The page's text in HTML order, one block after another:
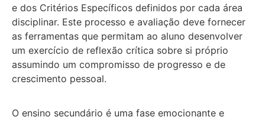
e dos Critérios Específicos definidos por cada área
disciplinar. Este processo e avaliação deve fornecer
as ferramentas que permitam ao aluno desenvolver
um exercício de reflexão crítica sobre si próprio
assumindo um compromisso de progresso e de
crescimento pessoal.
O ensino secundário é uma fase emocionante e